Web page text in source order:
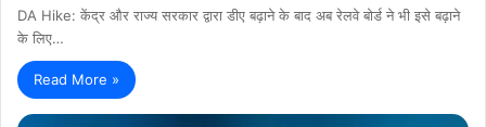
DA Hike: केंद्र और राज्य सरकार द्वारा डीए बढ़ाने के बाद अब रेलवे बोर्ड ने भी इसे बढ़ाने
के लिए…
Read More »